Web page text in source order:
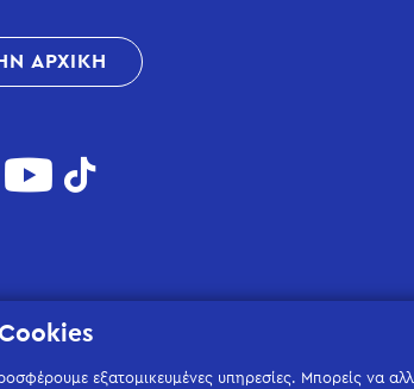
ΑΡΧΙΚΗ
εξατομικευμένες υπηρεσίες. Μπορείς να